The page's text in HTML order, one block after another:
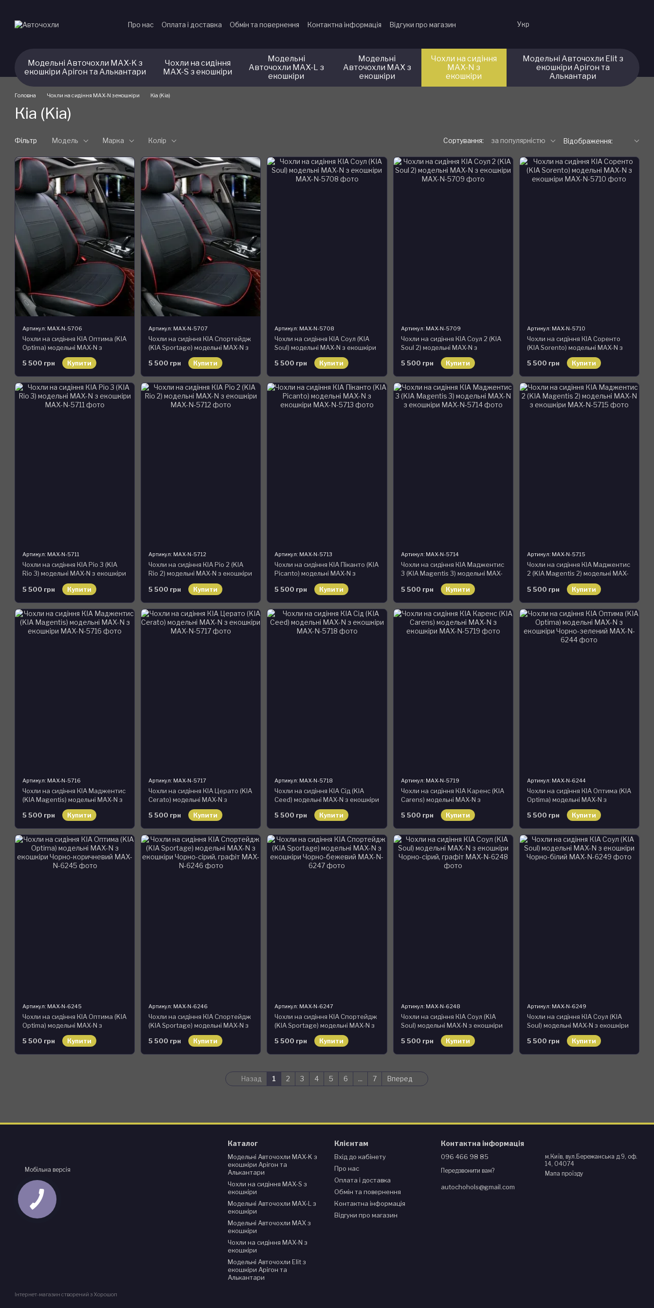
Про нас Оплата і доставка Обмін та повернення Контактна інформація Відгуки про магазин Укр
Модельні Авточохли MAX-K з
екошкіри Арігон та Алькантари
Чохли на сидіння
MAX-S з екошкіри
Модельні
Авточохли MAX-L з
екошкіри
Модельні
Авточохли MAX з
екошкіри
Чохли на сидіння
MAX-N з
екошкіри
Модельні Авточохли Elit з
екошкіри Арігон та
Алькантари
Головна Чохли на сидіння MAX-N з екошкіри Кіа (Kia)
Кіа (Kia)
Фільтр Модель Марка Колір Сортування: за популярністю Відображення:
Артикул: MAX-N-5706
Чохли на сидіння КІА Оптима (KIA
Optima) модельні MAX-N з
5 500 грн
Купити
Артикул: MAX-N-5707
Чохли на сидіння КІА Спортейдж
(KIA Sportage) модельні MAX-N з
5 500 грн
Купити
Артикул: MAX-N-5708
Чохли на сидіння КІА Соул (KIA
Soul) модельні MAX-N з екошкіри
5 500 грн Купити
Артикул: MAX-N-5709
Чохли на сидіння КІА Соул 2 (KIA
Soul 2) модельні MAX-N з
5 500 грн
Купити
Артикул: MAX-N-5710
Чохли на сидіння КІА Соренто
(KIA Sorento) модельні MAX-N з
5 500 грн
Купити
Артикул: MAX-N-5711
Чохли на сидіння КІА Ріо 3 (KIA
Rio 3) модельні MAX-N з екошкіри
5 500 грн Купити
Артикул: MAX-N-5712
Чохли на сидіння КІА Ріо 2 (KIA
Rio 2) модельні MAX-N з екошкіри
5 500 грн Купити
Артикул: MAX-N-5713
Чохли на сидіння КІА Піканто (KIA
Picanto) модельні MAX-N з
5 500 грн
Купити
Артикул: MAX-N-5714
Чохли на сидіння КІА Маджентис
3 (KIA Magentis 3) модельні MAX-
5 500 грн
Купити
Артикул: MAX-N-5715
Чохли на сидіння КІА Маджентис
2 (KIA Magentis 2) модельні MAX-
5 500 грн
Купити
Артикул: MAX-N-5716
Чохли на сидіння КІА Маджентис
(KIA Magentis) модельні MAX-N з
5 500 грн
Купити
Артикул: MAX-N-5717
Чохли на сидіння КІА Церато (KIA
Cerato) модельні MAX-N з
5 500 грн
Купити
Артикул: MAX-N-5718
Чохли на сидіння КІА Сід (KIA
Ceed) модельні MAX-N з екошкіри
5 500 грн Купити
Артикул: MAX-N-5719
Чохли на сидіння КІА Каренс (KIA
Carens) модельні MAX-N з
5 500 грн
Купити
Артикул: MAX-N-6244
Чохли на сидіння КІА Оптима (KIA
Optima) модельні MAX-N з
екошкіри Чорно-зелений
5 500 грн
Купити
Артикул: MAX-N-6245
Чохли на сидіння КІА Оптима (KIA
Optima) модельні MAX-N з
екошкіри Чорно-коричневий
5 500 грн
Купити
Артикул: MAX-N-6246
Чохли на сидіння КІА Спортейдж
(KIA Sportage) модельні MAX-N з
екошкіри Чорно-сірий, графіт
5 500 грн
Купити
Артикул: MAX-N-6247
Чохли на сидіння КІА Спортейдж
(KIA Sportage) модельні MAX-N з
екошкіри Чорно-бежевий
5 500 грн
Купити
Артикул: MAX-N-6248
Чохли на сидіння КІА Соул (KIA
Soul) модельні MAX-N з екошкіри
Чорно-сірий, графіт
5 500 грн
Купити
Артикул: MAX-N-6249
Чохли на сидіння КІА Соул (KIA
Soul) модельні MAX-N з екошкіри
5 500 грн
Купити
Назад 1 2 3 4 5 6 ... 7 Вперед
Мобільна версія
Інтернет-магазин створений з Хорошоп
Каталог
Модельні Авточохли MAX-K з
екошкіри Арігон та
Алькантари
Чохли на сидіння MAX-S з
екошкіри
Модельні Авточохли MAX-L з
екошкіри
Модельні Авточохли MAX з
екошкіри
Чохли на сидіння MAX-N з
екошкіри
Модельні Авточохли Elit з
екошкіри Арігон та
Алькантари
Клієнтам
Вхід до кабінету
Про нас
Оплата і доставка
Обмін та повернення
Контактна інформація
Відгуки про магазин
Контактна інформація
096 466 98 85
Передзвонити вам?
autochohols@gmail.com
м.Київ, вул.Бережанська д.9, оф.
14, 04074
Мапа проїзду